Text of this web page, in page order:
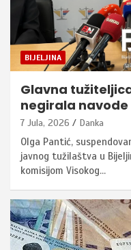
BIJELJINA
Glavna
negirala navode
7 Jula, 2026 Danka
Olga Pantić,
javnog tužilaštva u
komisijom Visokog…